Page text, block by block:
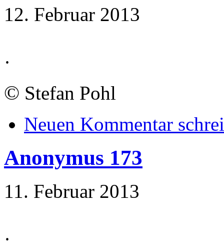
12. Februar 2013
·
© Stefan Pohl
Neuen Kommentar
Anonymus 173
11. Februar 2013
·